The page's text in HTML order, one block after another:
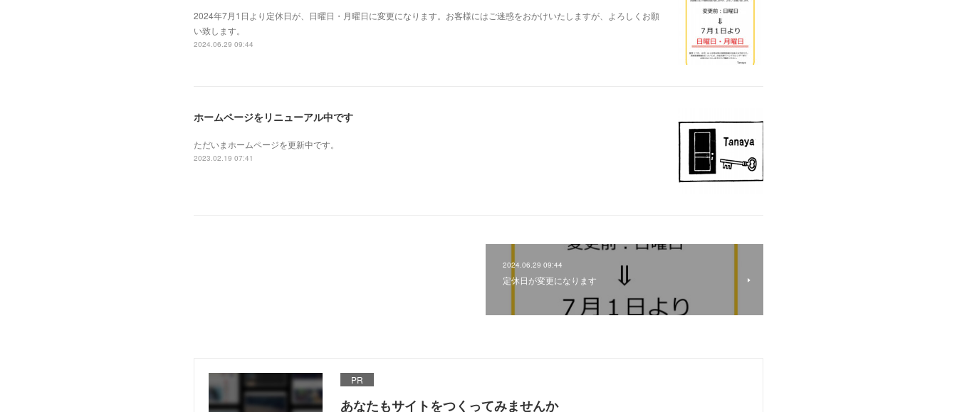
2024年7月1日より定休日が、日曜日・月曜日に変更になります。お客様にはご迷惑をおかけいたしますが、よろしくお願
い致します。
2024.06.29 09:44
ホームページをリニューアル中です
ただいまホームページを更新中です。
2023.02.19 07:41
2024.06.29 09:44
定休日が変更になります
PR
あなたもサイトをつくってみませんか